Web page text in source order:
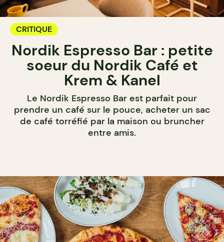
CRITIQUE
Nordik Espresso Bar : petite
soeur du Nordik Café et
Krem & Kanel
Le Nordik Espresso Bar est parfait pour
prendre un café sur le pouce, acheter un sac
de café torréfié par la maison ou bruncher
entre amis.